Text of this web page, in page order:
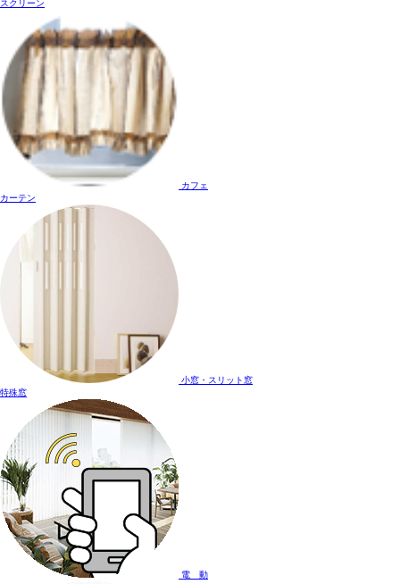
スクリーン
カフェ
カーテン
小窓・スリット窓
特殊窓
電 動